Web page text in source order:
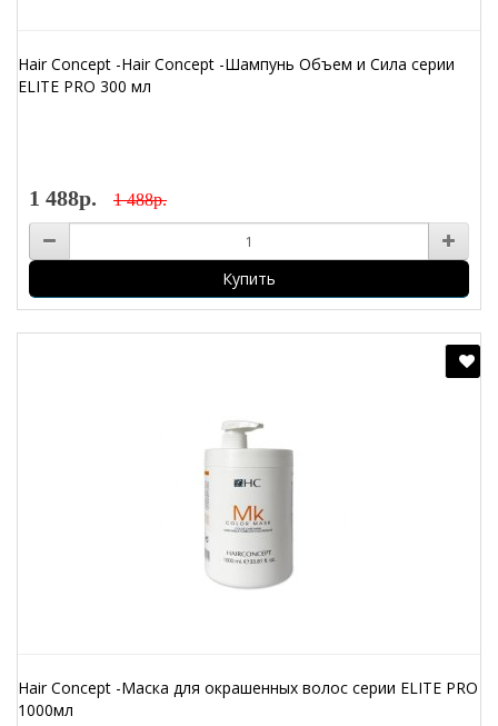
Hair Concept -Hair Concept -Шампунь Объем и Сила серии
ELITE PRO 300 мл
1 488р. 1 488р.
Купить
Hair Concept -Маска для окрашенных волос серии ELITE PRO
1000мл